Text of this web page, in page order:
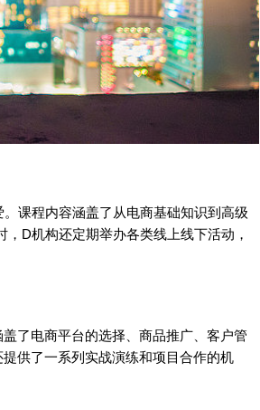
课程内容涵盖了从电商基础知识到高级
D机构还定期举办各类线上线下活动，
了电商平台的选择、商品推广、客户管
供了一系列实战演练和项目合作的机